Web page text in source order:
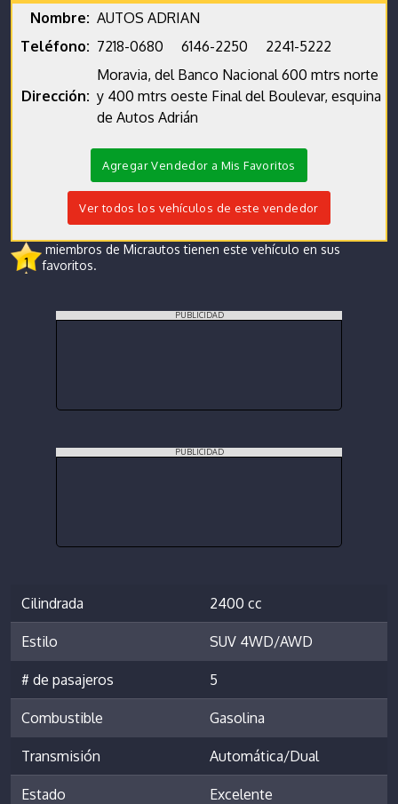
Nombre: AUTOS ADRIAN
Teléfono: 7218-0680 6146-2250 2241-5222
Dirección:
Moravia, del Banco Nacional 600 mtrs norte
y 400 mtrs oeste Final del Boulevar, esquina
de Autos Adrián
Agregar Vendedor a Mis Favoritos
Ver todos los vehículos de este vendedor
1
miembros de Micrautos tienen este vehículo en sus
favoritos.
PUBLICIDAD
PUBLICIDAD
Cilindrada 2400 cc
Estilo SUV 4WD/AWD
# de pasajeros 5
Combustible Gasolina
Transmisión Automática/Dual
Estado Excelente